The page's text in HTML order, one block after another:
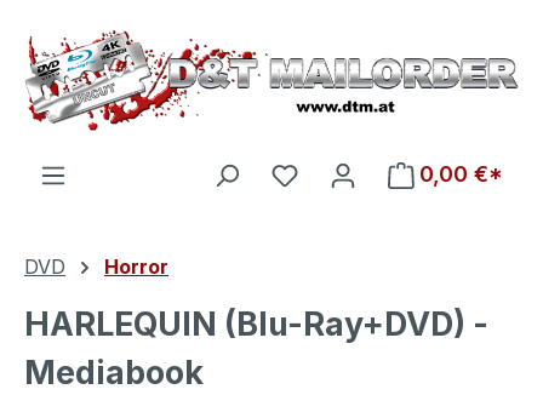
Zum Hauptinhalt springen
Du hast 0 Produkte auf
0,00 €*
DVD Horror
HARLEQUIN (Blu-Ray+DVD) -
Mediabook